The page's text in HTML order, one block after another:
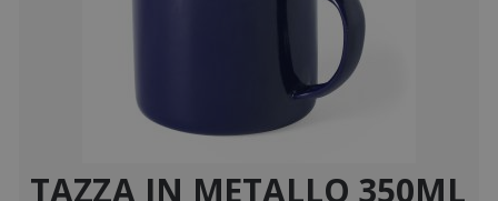
TAZZA IN METALLO 350ML